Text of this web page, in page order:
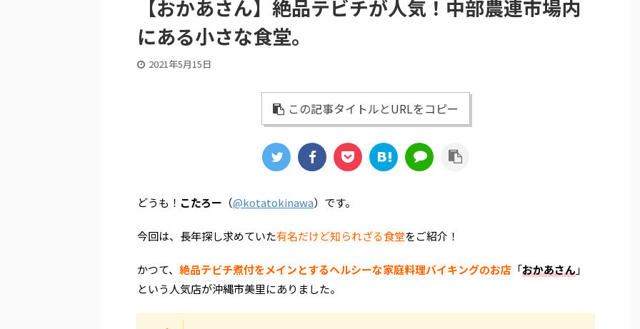
【おかあさん】絶品テビチが人気！中部農連市場内
にある小さな食堂。
2021年5月15日
この記事タイトルとURLをコピー
どうも！ こたろー （@kotatokinawa）です。
今回は、長年探し求めていた有名だけど知られざる食堂をご紹介！
かつて、 絶品テビチ煮付をメインとするヘルシーな家庭料理バイキングのお店 「おかあさん」
という人気店が沖縄市美里にありました。